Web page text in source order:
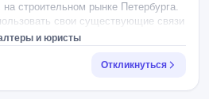
строительном рынке Петербурга.
свои существующие связи
дизайн-студиями, частными
и риелторами
о партнерстве: чтобы они
на встречах с потенциальными
и юристы
Откликнуться